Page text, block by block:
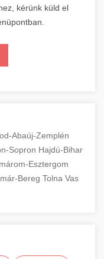
kérünk küld el
Abaúj-Zemplén
Sopron Hajdú-Bihar
Esztergom
Bereg Tolna Vas